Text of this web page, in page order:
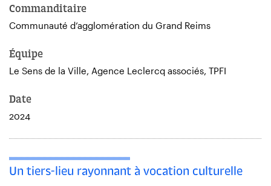
Commanditaire
Communauté d’agglomération du Grand Reims
Équipe
Le Sens de la Ville, Agence Leclercq associés, TPFI
Date
2024
Un tiers-lieu rayonnant à vocation culturelle